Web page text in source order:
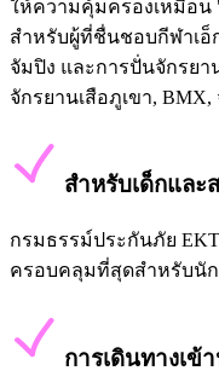
ให้ความคุ้มครองเหมือน
สำหรับผู้ที่ชื่นชอบกีฬาเอ็
จัมปิง และการปั่นจักรยา
จักรยานเสือภูเขา,
สำหรับเด็กและ
กรมธรรม์ประกันภัย
ครอบคลุมที่สุดสำหรับนั
การเดินทางเข้